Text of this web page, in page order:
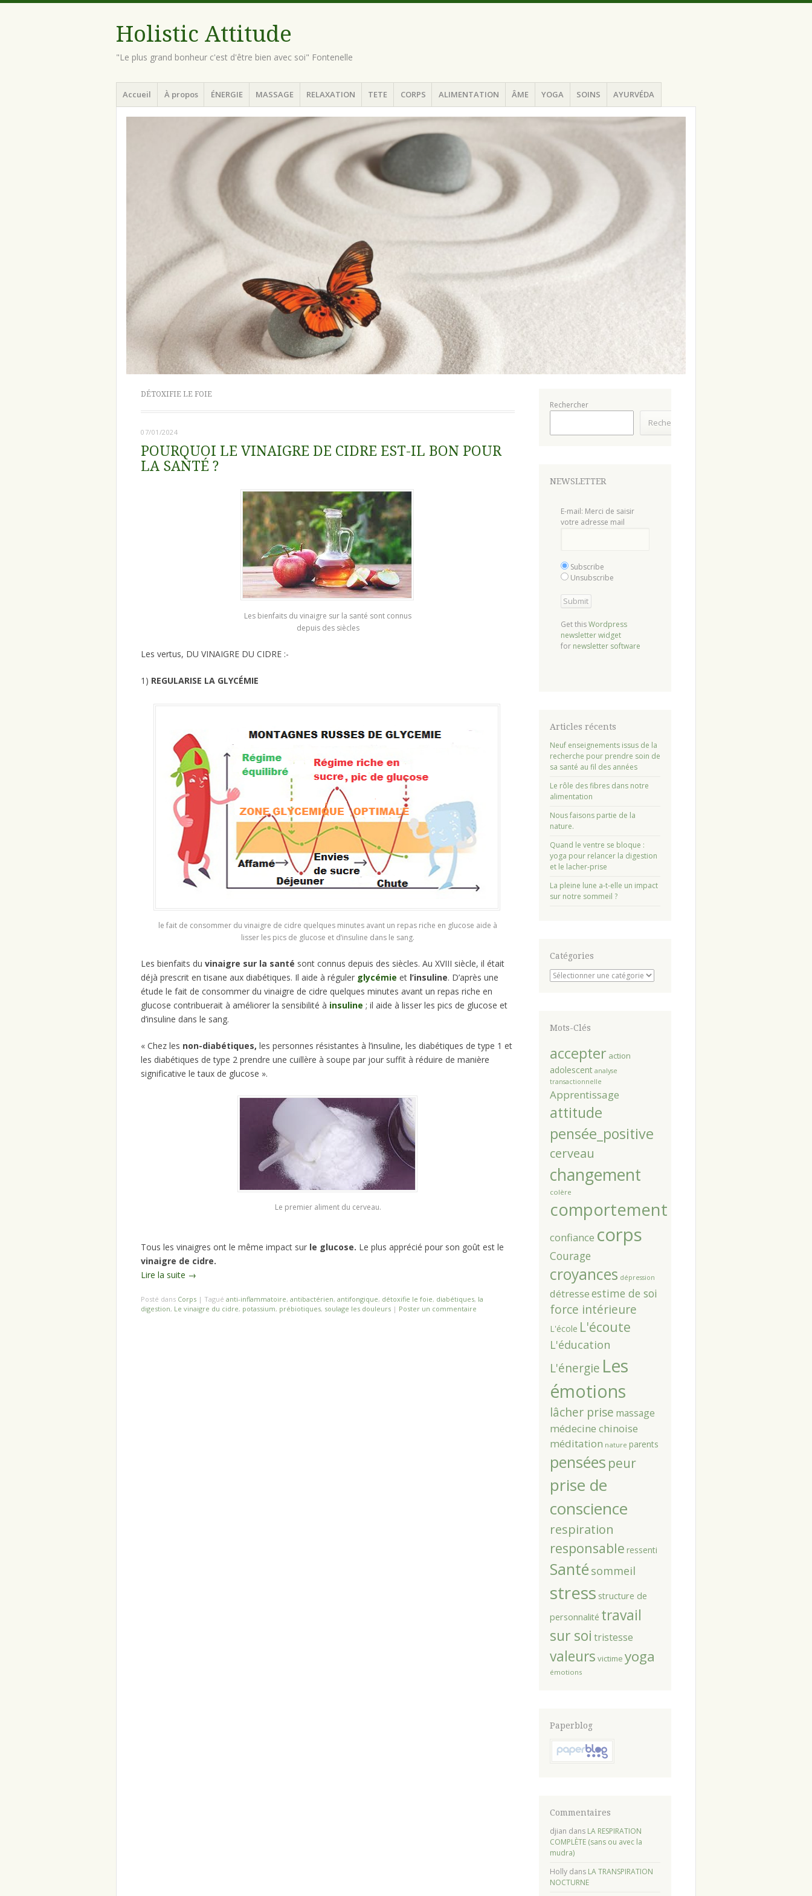
Holistic Attitude
"Le plus grand bonheur c'est d'être bien avec soi" Fontenelle
Menu
Aller
au
contenu
Accueil À propos ÉNERGIE MASSAGE RELAXATION TETE CORPS ALIMENTATION ÂME YOGA SOINS AYURVÉDA
DÉTOXIFIE LE FOIE
07/01/2024
POURQUOI LE VINAIGRE DE CIDRE EST-IL BON POUR
LA SANTÉ ?
Les bienfaits du vinaigre sur la santé sont connus
depuis des siècles
Les vertus, DU VINAIGRE DU CIDRE :-
1) REGULARISE LA GLYCÉMIE
le fait de consommer du vinaigre de cidre quelques minutes avant un repas riche en glucose aide à
lisser les pics de glucose et d’insuline dans le sang.
Les bienfaits du vinaigre sur la santé sont connus depuis des siècles. Au XVIII siècle, il était
déjà prescrit en tisane aux diabétiques. Il aide à réguler glycémie et l’insuline. D’après une
étude le fait de consommer du vinaigre de cidre quelques minutes avant un repas riche en
glucose contribuerait à améliorer la sensibilité à insuline ; il aide à lisser les pics de glucose et
d’insuline dans le sang.
« Chez les non-diabétiques, les personnes résistantes à l’insuline, les diabétiques de type 1 et
les diabétiques de type 2 prendre une cuillère à soupe par jour suffit à réduire de manière
significative le taux de glucose ».
Le premier aliment du cerveau.
Tous les vinaigres ont le même impact sur le glucose. Le plus apprécié pour son goût est le
vinaigre de cidre.
Lire la suite →
Posté dans Corps | Tagué anti-inflammatoire, antibactérien, antifongique, détoxifie le foie, diabétiques, la
digestion, Le vinaigre du cidre, potassium, prébiotiques, soulage les douleurs | Poster un commentaire
Rechercher
Rechercher
NEWSLETTER
E-mail: Merci de saisir
votre adresse mail
Subscribe
Unsubscribe
Get thisWordpress
newsletter widget
for newsletter software
Articles récents
Neuf enseignements issus de la
recherche pour prendre soin de
sa santé au fil des années
Le rôle des fibres dans notre
alimentation
Nous faisons partie de la
nature.
Quand le ventre se bloque :
yoga pour relancer la digestion
et le lacher-prise
La pleine lune a-t-elle un impact
sur notre sommeil ?
Catégories
Catégories
Mots-Clés
accepter action
adolescent analyse
transactionnelle
Apprentissage
attitude
pensée_positive
cerveau
changement
colère
comportement
confiance corps
Courage
croyances dépression
détresseestime de soi
force intérieure
L'école L'écoute
L'éducation
L'énergie Les
émotions
lâcher prise massage
médecine chinoise
méditation nature parents
pensées peur
prise de
conscience
respiration
responsable ressenti
Santé sommeil
stress structure de
personnalité travail
sur soi tristesse
valeurs victime yoga
émotions
Paperblog
Commentaires
djian dans LA RESPIRATION
COMPLÈTE (sans ou avec la
mudra)
Hollydans LA TRANSPIRATION
NOCTURNE